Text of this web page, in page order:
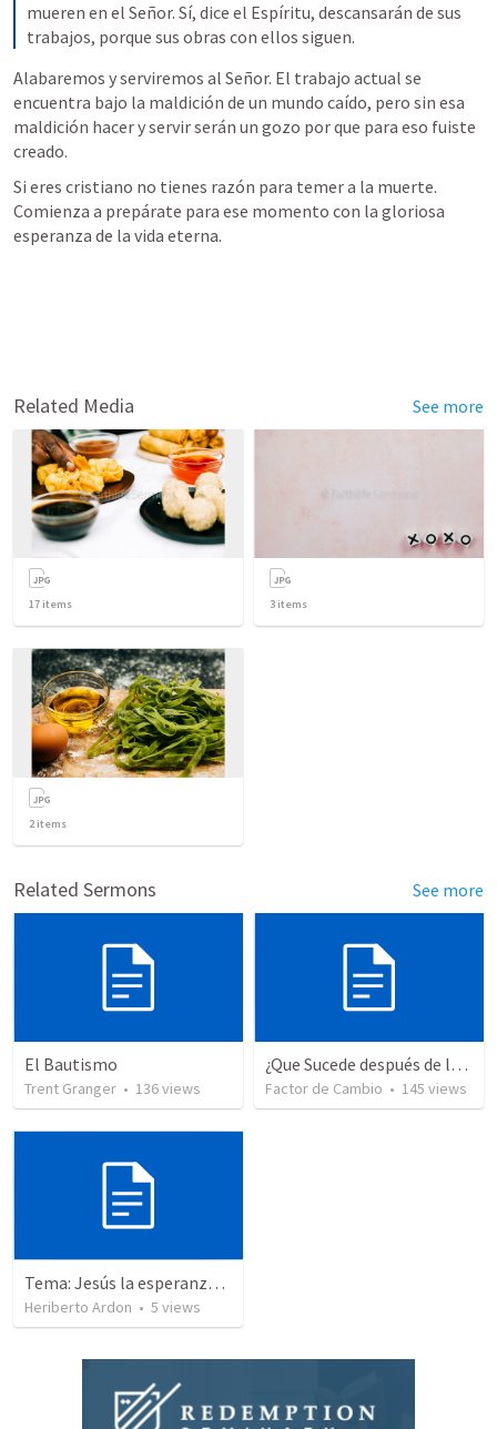
mueren en el Señor. Sí, dice el Espíritu, descansarán de sus
trabajos, porque sus obras con ellos siguen.
Alabaremos y serviremos al Señor. El trabajo actual se
encuentra bajo la maldición de un mundo caído, pero sin esa
maldición hacer y servir serán un gozo por que para eso fuiste
creado.
Si eres cristiano no tienes razón para temer a la muerte.
Comienza a prepárate para ese momento con la gloriosa
esperanza de la vida eterna.
Related Media See more
17 items 3 items
2items
Related Sermons See more
El Bautismo
Trent Granger • 136views
¿Que Sucede después de la Muerte? Parte 2
Factor de Cambio • 145 views
Tema: Jesús la esperanza de vida
Heriberto Ardon • 5 views